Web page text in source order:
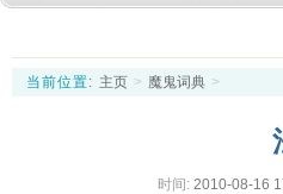
当前位置: 主页 > 魔鬼词典 >
时间: 2010-08-16